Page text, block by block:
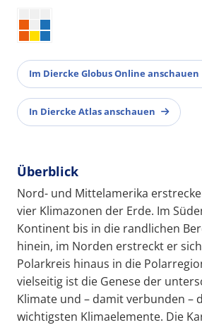
Im Diercke Globus Online anschauen
In Diercke Atlas anschauen
Überblick
Nord- und Mittelamerika
vier Klimazonen der Erde. Im
Kontinent bis in die randlichen
hinein, im Norden erstreckt er
Polarkreis hinaus in die
vielseitig ist die Genese der
Klimate und – damit verbunden –
wichtigsten Klimaelemente. Die